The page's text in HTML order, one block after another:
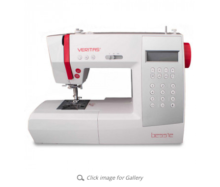
Click image for Gallery